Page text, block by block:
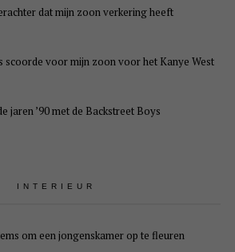
dat mijn zoon verkering heeft
scoorde voor mijn zoon voor het Kanye West
jaren ’90 met de Backstreet Boys
INTERIEUR
om een jongenskamer op te fleuren